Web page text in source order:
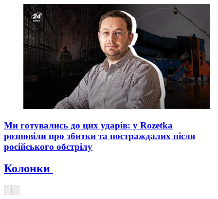
Ми готувались до цих ударів: у Rozetka
розповіли про збитки та постраждалих після
російського обстрілу
Колонки